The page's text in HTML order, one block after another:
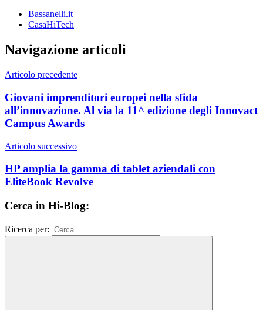
Bassanelli.it
CasaHiTech
Navigazione articoli
Articolo precedente
Giovani imprenditori europei nella sfida
all’innovazione. Al via la 11^ edizione degli Innovact
Campus Awards
Articolo successivo
HP amplia la gamma di tablet aziendali con
EliteBook Revolve
Cerca in Hi-Blog:
Ricerca per: